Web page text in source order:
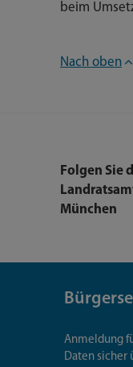
beim
Nach oben
Folgen Sie
München
Anmeldung
Daten sicher